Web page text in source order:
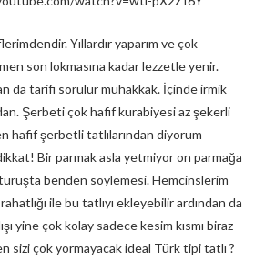
Yıllardır yaparım ve çok
son lokmasına kadar lezzetle yenir.
da tarifi sorulur muhakkak. İçinde irmik
Şerbeti çok hafif kurabiyesi az şekerli
hafif şerbetli tatlılarından diyorum
Bir parmak asla yetmiyor on parmağa
benden söylemesi. Hemcinslerim
ile bu tatlıyı ekleyebilir ardından da
yine çok kolay sadece kesim kısmı biraz
sizi çok yormayacak ideal Türk tipi tatlı ?